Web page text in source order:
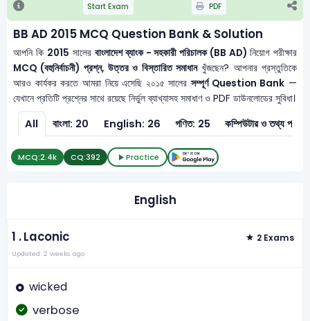
Start Exam PDF
BB AD 2015 MCQ Question Bank & Solution
আপনি কি 2015 সালের বাংলাদেশ ব্যাংক - সহকারী পরিচালক (BB AD) নিয়োগ পরীক্ষার
MCQ (বহুনির্বাচনী) প্রশ্ন, উত্তর ও বিস্তারিত সমাধানখুঁজছেন? আপনার প্রস্তুতিকে
আরও কার্যকর করতে আমরা নিয়ে এসেছি ২০১৫ সালেরসম্পূর্ণ Question Bank —
যেখানে প্রতিটি প্রশ্নের সাথে রয়েছে নির্ভুল ব্যাখ্যাসহ সমাধাণ ও PDF ডাউনলোডের সুবিধা।
All বাংলা: 20 English: 26 গণিত: 25 কম্পিউটার
MCQ:2.4k CQ:392 Practice
English
1 .Laconic 2 Exams
Updated: 2 weeks ago
wicked
verbose